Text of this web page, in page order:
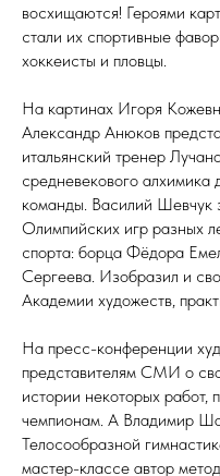
восхищаются! Героями
стали их спортивные
хоккеисты и пловцы.
На картинах Игоря
Александр Анюков
итальянский тренер
средневекового алхимика
команды. Василий Шевчук
Олимпийских игр разных
спорта: борца Фёдора
Сергеева. Изобразил и
Академии художеств,
На пресс-конференции
представителям СМИ о
истории некоторых
чемпионам. А Владимир
Телосообразной
мастер-классе автор